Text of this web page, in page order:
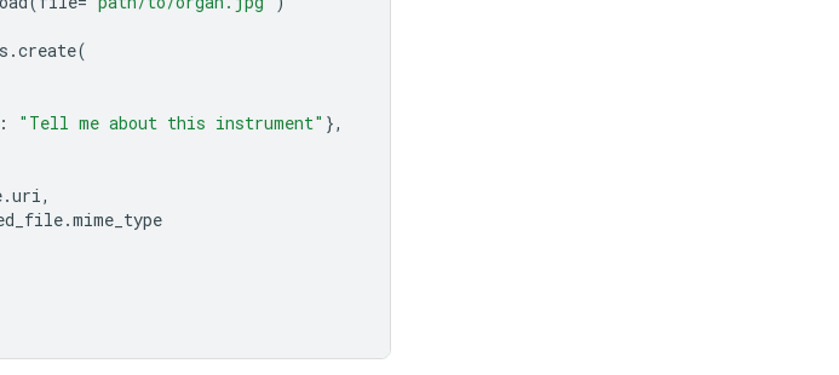
.create(
: "Tell me about this instrument" },
.uri,
.mime_type